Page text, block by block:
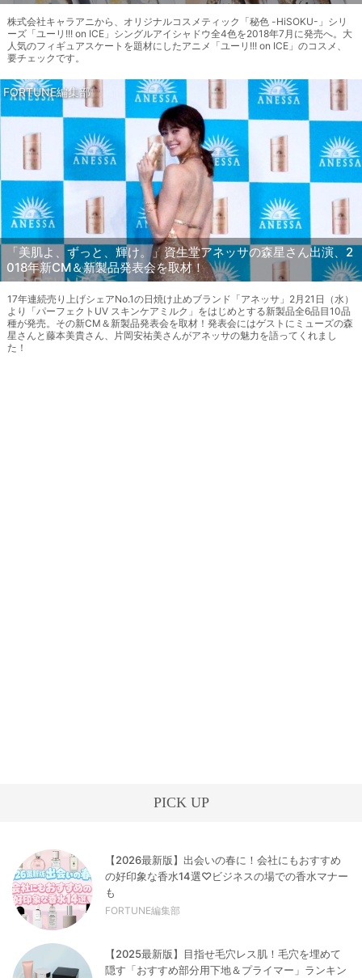
株式会社キャラアニから、オリジナルコスメティック「秘色 -HiSOKU-」シリ
ーズ「ユーリ!!! on ICE」シングルアイシャドウ全4色を2018年7月に発売へ。大
人気のフィギュアスケートを題材にしたアニメ「ユーリ!!! on ICE」のコスメ、
要チェックです。
FORTUNE編集部
「美肌よ、ずっと、輝け。」資生堂アネッサの森星さん出演、2
018年新CM＆新製品発表会を取材！
17年連続売り上げシェアNo.1の日焼け止めブランド「アネッサ」2月21日（水）
より「パーフェクトUV スキンケアミルク」をはじめとする新製品全6品目10品
種が発売。その新CM＆新製品発表会を取材！発表会にはゲストにミューズの森
星さんと藤本美貴さん、片岡安祐美さんがアネッサの魅力を語ってくれまし
た！
PICK UP
【2026最新版】出会いの春に！会社にもおすすめ
の好印象な香水14選♡ビジネスの場での香水マナー
も
FORTUNE編集部
【2025最新版】目指せ毛穴レス肌！毛穴を埋めて
隠す「おすすめ部分用下地＆プライマー」ランキン